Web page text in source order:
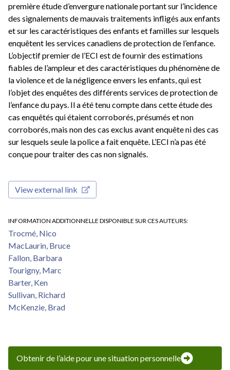
première étude d’envergure nationale portant sur l’incidence
des signalements de mauvais traitements infligés aux enfants
et sur les caractéristiques des enfants et familles sur lesquels
enquêtent les services canadiens de protection de l’enfance.
L’objectif premier de l’ECI est de fournir des estimations
fiables de l’ampleur et des caractéristiques du phénomène de
la violence et de la négligence envers les enfants, qui est
l’objet des enquêtes des différents services de protection de
l’enfance du pays. Il a été tenu compte dans cette étude des
cas enquêtés qui étaient corroborés, présumés et non
corroborés, mais non des cas exclus avant enquête ni des cas
sur lesquels seule la police a fait enquête. L’ECI n’a pas été
conçue pour traiter des cas non signalés.
View external link
INFORMATION ADDITIONNELLE DISPONIBLE SUR CES AUTEURS
Trocmé, Nico
MacLaurin, Bruce
Fallon, Barbara
Tourigny, Marc
Barter, Ken
Sullivan, Richard
McKenzie, Brad
Obtenir de l’aide pour une situation personnelle